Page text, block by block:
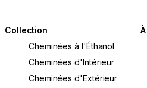
Collection
Cheminées à l'Éthanol
Cheminées d'Intérieur
Cheminées d'Extérieur